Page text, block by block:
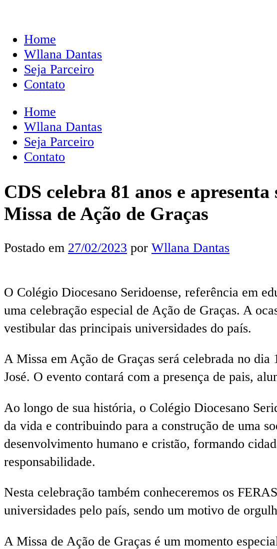
Home
Wllana Dantas
Seja Parceiro
Contato
Home
Wllana Dantas
Seja Parceiro
Contato
CDS celebra 81 anos e
Missa de Ação de Graças
Postado em 27/02/2023 por Wllana Dantas
O Colégio Diocesano Seridoense, referência em
uma celebração especial de Ação de Graças. A
vestibular das principais universidades do país.
A Missa em Ação de Graças será celebrada no
José. O evento contará com a presença de pais,
Ao longo de sua história, o Colégio Diocesano
da vida e contribuindo para a construção de uma
desenvolvimento humano e cristão, formando
responsabilidade.
Nesta celebração também conheceremos os
universidades pelo país, sendo um motivo de
A Missa de Ação de Graças é um momento